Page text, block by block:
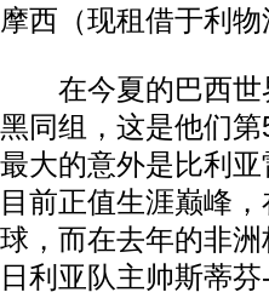
摩西（现租借于利物
在今夏的巴西世
黑同组，这是他们
最大的意外是比利
目前正值生涯巅峰
球，而在去年的非
日利亚队主帅斯蒂